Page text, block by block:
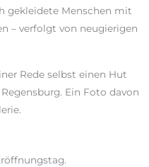
gekleidete Menschen mit
– verfolgt von neugierigen
Rede selbst einen Hut
Ein Foto davon